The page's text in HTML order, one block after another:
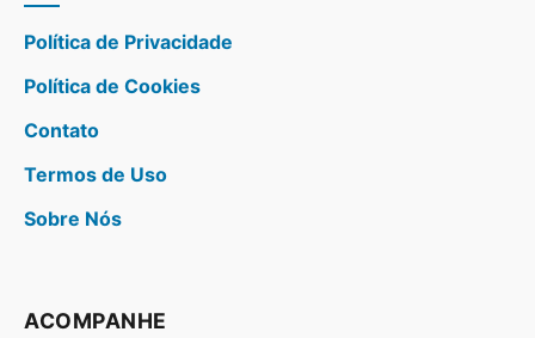
Política de Privacidade
Política de Cookies
Contato
Termos de Uso
Sobre Nós
ACOMPANHE